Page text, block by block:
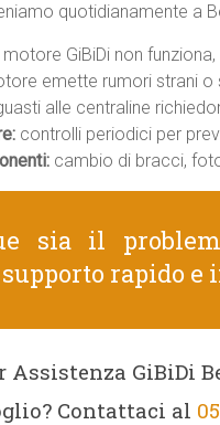
quotidianamente a
motore GiBiDi non
emette rumori strani o
alle centraline
controlli periodici per
cambio di bracci,
sia il
rapido
Assistenza GiBiDi
Contattaci al